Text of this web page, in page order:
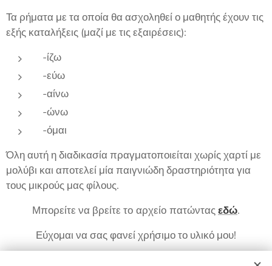
Τα ρήματα με τα οποία θα ασχοληθεί ο μαθητής έχουν τις
εξής καταλήξεις (μαζί με τις εξαιρέσεις):
-ίζω
-εύω
-αίνω
-ώνω
-όμαι
Όλη αυτή η διαδικασία πραγματοποιείται χωρίς χαρτί με
μολύβι και αποτελεί μία παιγνιώδη δραστηριότητα για
τους μικρούς μας φίλους.
Μπορείτε να βρείτε το αρχείο πατώνταςεδώ.
Εύχομαι να σας φανεί χρήσιμο το υλικό μου!